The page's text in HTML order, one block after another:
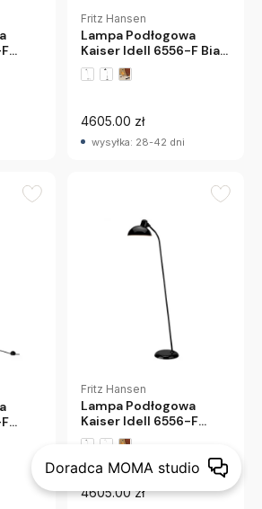
Fritz Hansen
Lampa Podłogowa
Kaiser Idell 6556-F Biała
Fritz Hansen
4605.00 zł
wysyłka: 28-42 dni
Fritz Hansen
Lampa Podłogowa
Kaiser Idell 6556-F
Czarna Fritz Hansen
4605.00 zł
Doradca MOMA studio